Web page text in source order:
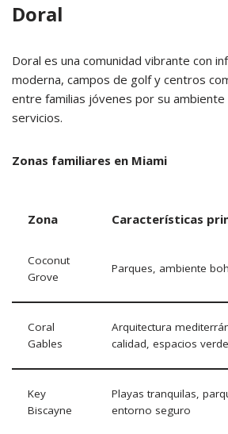
Doral
Doral es una comunidad vibrante con
moderna, campos de golf y centros
entre familias jóvenes por su
servicios.
Zonas familiares en Miami
Zona Características
Coconut
Grove
Parques, ambiente
Coral
Gables
Arquitectura
calidad, espacios
Key
Biscayne
Playas tranquilas,
entorno seguro